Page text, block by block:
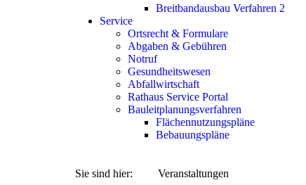
Breitbandausbau Verfahren 2
Service
Ortsrecht & Formulare
Abgaben & Gebühren
Notruf
Gesundheitswesen
Abfallwirtschaft
Rathaus Service Portal
Bauleitplanungsverfahren
Flächennutzungspläne
Bebauungspläne
Sie sind hier: Veranstaltungen